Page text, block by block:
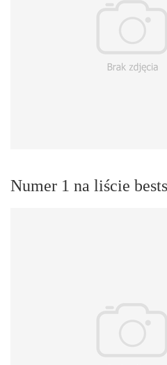
Numer 1 na liście